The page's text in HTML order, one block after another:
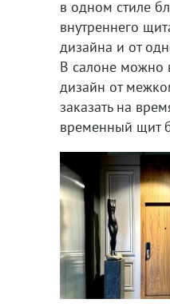
в одном стиле
внутреннего
дизайна и от
В салоне можно
дизайн от
заказать на
временный щит